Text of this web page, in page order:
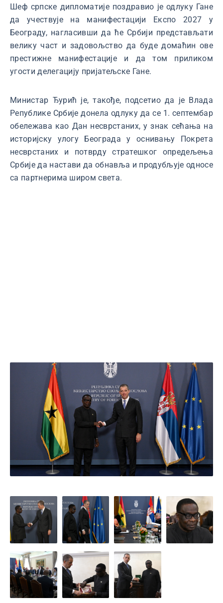
Шеф српске дипломатије поздравио је одлуку Гане
да учествује на манифестацији Експо 2027 у
Београду, нагласивши да ће Србији представљати
велику част и задовољство да буде домаћин ове
престижне манифестације и да том приликом
угости делегацију пријатељске Гане.
Министар Ђурић је, такође, подсетио да је Влада
Републике Србије донела одлуку да се 1. септембар
обележава као Дан несврстаних, у знак сећања на
историјску улогу Београда у оснивању Покрета
несврстаних и потврду стратешког опредељења
Србије да настави да обнавља и продубљује односе
са партнерима широм света.